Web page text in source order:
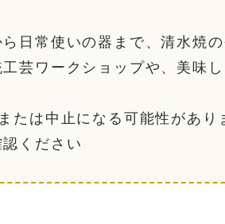
日常使いの器まで、清水焼
芸ワークショップや、美味
たは中止になる可能性があり
ください